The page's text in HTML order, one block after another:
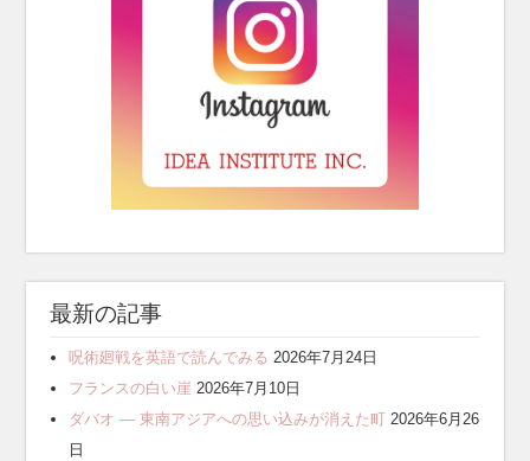
最新の記事
呪術廻戦を英語で読んでみる 2026年7月24日
フランスの白い崖 2026年7月10日
ダバオ ― 東南アジアへの思い込みが消えた町 2026年6月26
日